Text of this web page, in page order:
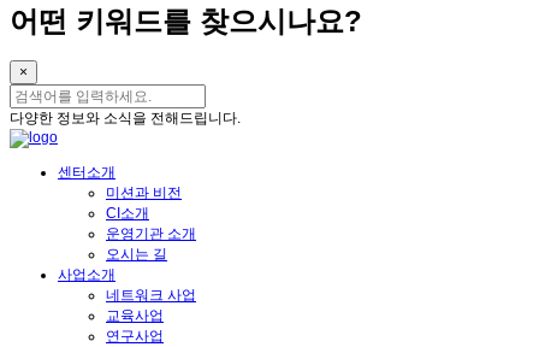
어떤 키워드를 찾으시나요?
×
다양한 정보와 소식을 전해드립니다.
센터소개
미션과 비전
CI소개
운영기관 소개
오시는 길
사업소개
네트워크 사업
교육사업
연구사업